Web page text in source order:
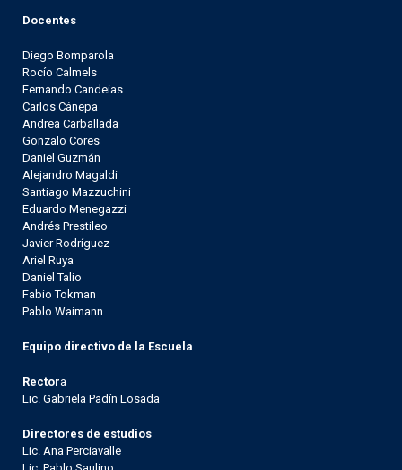
Docentes
Diego Bomparola
Rocío Calmels
Fernando Candeias
Carlos Cánepa
Andrea Carballada
Gonzalo Cores
Daniel Guzmán
Alejandro Magaldi
Santiago Mazzuchini
Eduardo Menegazzi
Andrés Prestileo
Javier Rodríguez
Ariel Ruya
Daniel Talio
Fabio Tokman
Pablo Waimann
Equipo directivo de la Escuela
Rectora
Lic. Gabriela Padín Losada
Directores de estudios
Lic. Ana Perciavalle